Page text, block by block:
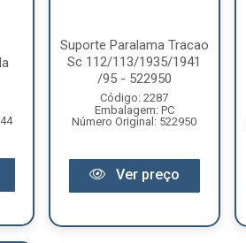
Suporte Paralama Tracao
Sc 112/113/1935/1941
/95 - 522950
Código: 2287
Embalagem: PC
Número Original: 522950
Ver preço